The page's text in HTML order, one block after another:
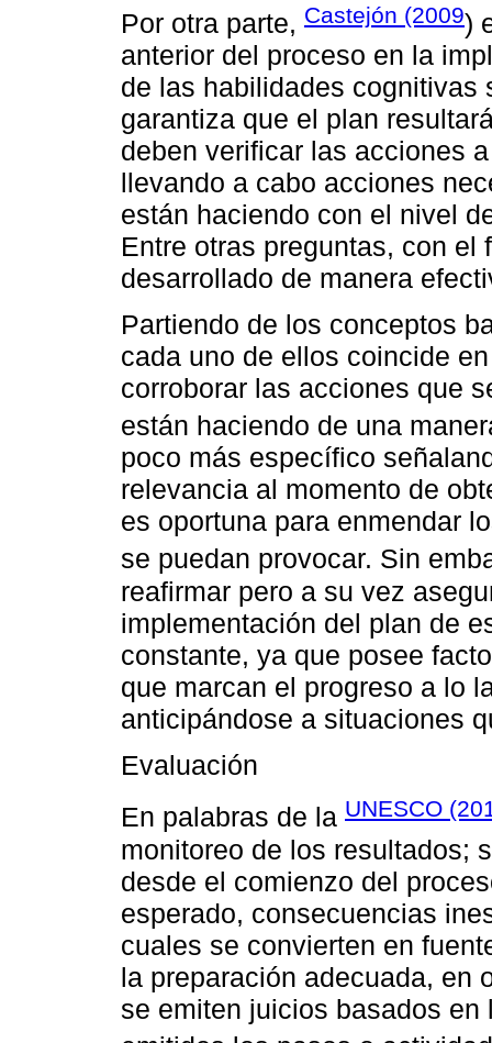
Por otra parte, Castejón (2009)
anterior del proceso en la
de las habilidades cognitivas
garantiza que el plan
deben verificar las acciones
llevando a cabo acciones
están haciendo con el nivel
Entre otras preguntas, con
desarrollado de manera
Partiendo de los conceptos
cada uno de ellos coincide
corroborar las acciones que
están haciendo de una
poco más específico
relevancia al momento de
es oportuna para enmendar
se puedan provocar. Sin
reafirmar pero a su vez
implementación del plan de
constante, ya que posee
que marcan el progreso a lo
anticipándose a situaciones
Evaluación
En palabras de la UNESCO
monitoreo de los resultados;
desde el comienzo del
esperado, consecuencias
cuales se convierten en
la preparación adecuada, en
se emiten juicios basados